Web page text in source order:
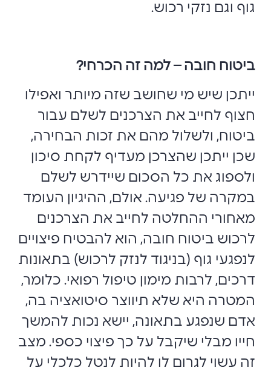
גוף וגם נזקי רכוש.
ביטוח חובה – למה זה הכרחי?
ייתכן שיש מי שחושב שזה מיותר ואפילו
חצוף לחייב את הצרכנים לשלם עבור
ביטוח, ולשלול מהם את זכות הבחירה,
שכן ייתכן שהצרכן מעדיף לקחת סיכון
ולספוג את כל הסכום שיידרש לשלם
במקרה של פגיעה. אולם, ההיגיון העומד
מאחורי ההחלטה לחייב את הצרכנים
לרכוש ביטוח חובה, הוא להבטיח פיצויים
לנפגעי גוף (בניגוד לנזק לרכוש) בתאונות
דרכים, לרבות מימון טיפול רפואי. כלומר,
המטרה היא שלא תיווצר סיטואציה בה,
אדם שנפגע בתאונה, יישא נכות להמשך
חייו מבלי שיקבל על כך פיצוי כספי. מצב
זה עשוי לגרום לו להיות לנטל כלכלי על